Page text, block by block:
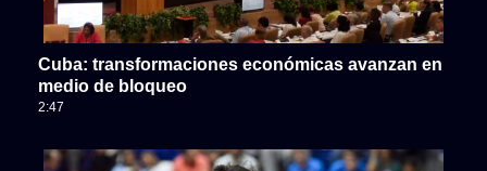
Cuba: transformaciones económicas avanzan en
medio de bloqueo
2:47